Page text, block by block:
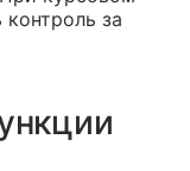
за